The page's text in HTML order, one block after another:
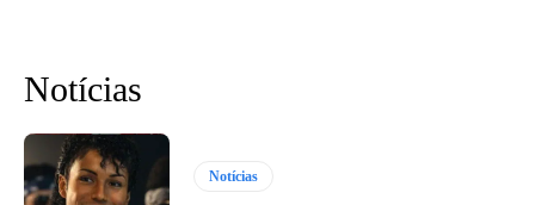
Notícias
Notícias